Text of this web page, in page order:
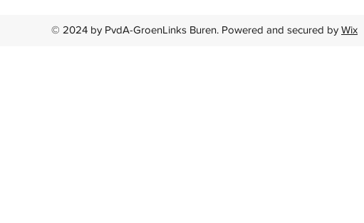
© 2024 by PvdA-GroenLinks Buren. Powered and secured by Wix